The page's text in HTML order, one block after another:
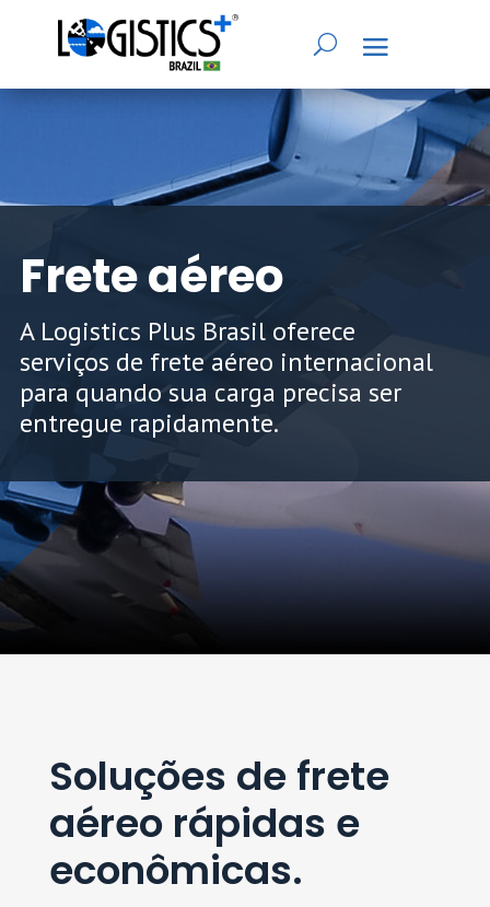
Frete aéreo
A Logistics Plus Brasil oferece
serviços de frete aéreo internacional
para quando sua carga precisa ser
entregue rapidamente.
Soluções de frete
aéreo rápidas e
econômicas.